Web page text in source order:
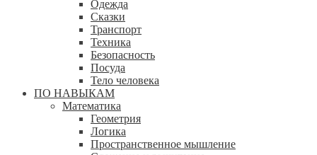
Одежда
Сказки
Транспорт
Техника
Безопасность
Посуда
Тело человека
ПО НАВЫКАМ
Математика
Геометрия
Логика
Пространственное мышление